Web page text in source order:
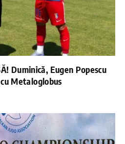
Duminică, Eugen Popescu
Metaloglobus